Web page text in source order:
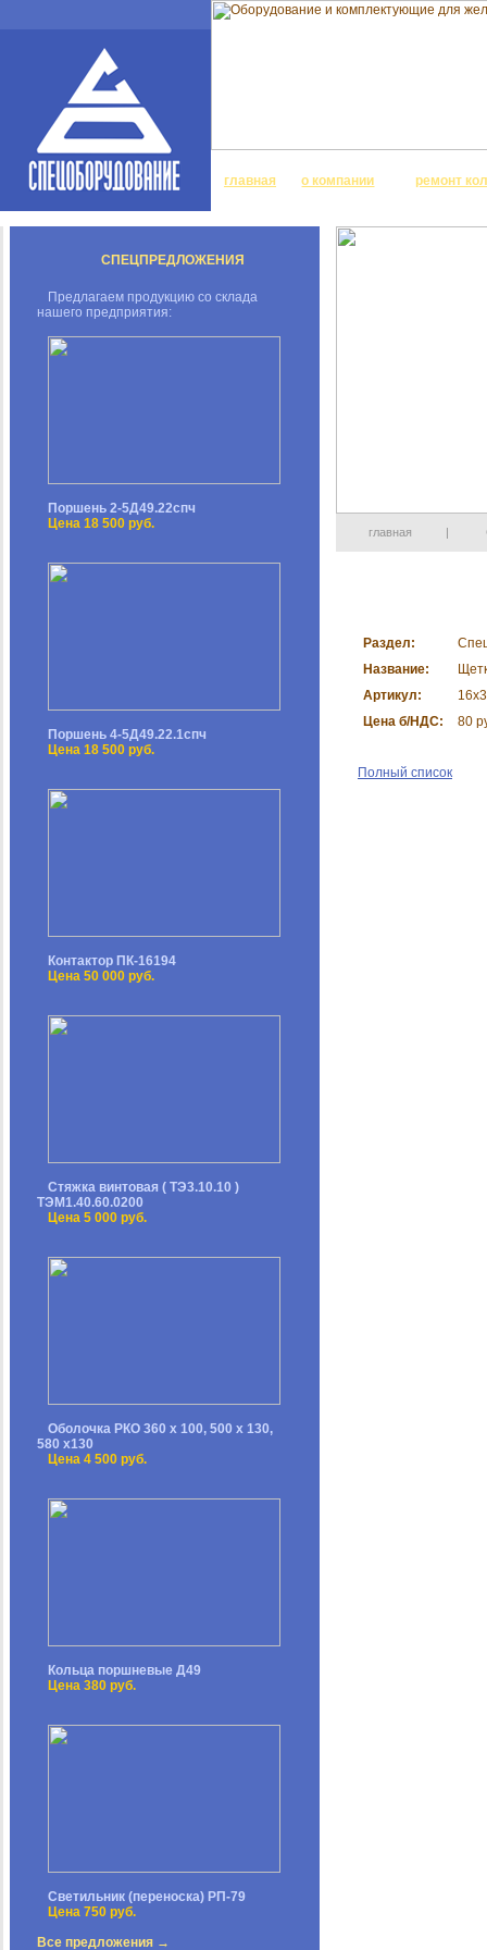
главная о компании ремонт
СПЕЦПРЕДЛОЖЕНИЯ
Предлагаем продукцию со склада
нашего предприятия:
Поршень 2-5Д49.22спч
Цена 18 500 руб.
Поршень 4-5Д49.22.1спч
Цена 18 500 руб.
Контактор ПК-16194
Цена 50 000 руб.
Стяжка винтовая ( ТЭ3.10.10 )
ТЭМ1.40.60.0200
Цена 5 000 руб.
Оболочка РКО 360 х 100, 500 х 130,
580 х130
Цена 4 500 руб.
Кольца поршневые Д49
Цена 380 руб.
Светильник (переноска) РП-79
Цена 750 руб.
Все предложения →
главная |
Раздел:
Название:
Артикул:
Цена б/НДС:
80
Полный список